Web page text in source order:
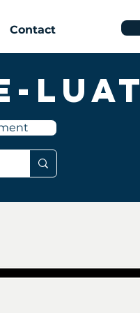
Contact
Luat